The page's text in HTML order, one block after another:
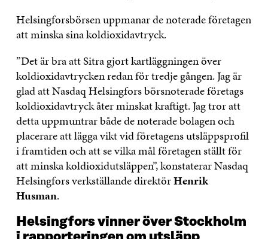
Helsingforsbörsen uppmanar de noterade företagen
att minska sina koldioxidavtryck.
”Det är bra att Sitra gjort kartläggningen över
koldioxidavtrycken redan för tredje gången. Jag är
glad att Nasdaq Helsingfors börsnoterade företags
koldioxidavtryck åter minskat kraftigt. Jag tror att
detta uppmuntrar både de noterade bolagen och
placerare att lägga vikt vid företagens utsläppsprofil
i framtiden och att se vilka mål företagen ställt för
att minska koldioxidutsläppen”, konstaterar Nasdaq
Helsingfors verkställande direktörHenrik
Husman.
Helsingfors vinner över Stockholm